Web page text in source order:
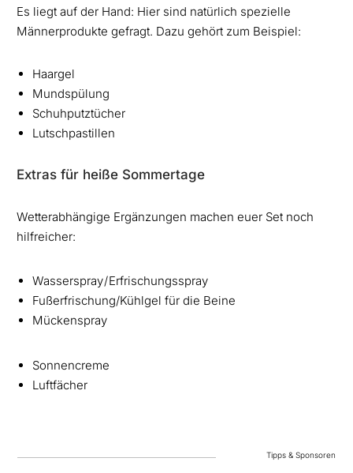
Es liegt auf der Hand: Hier sind natürlich spezielle
Männerprodukte gefragt. Dazu gehört zum Beispiel:
Haargel
Mundspülung
Schuhputztücher
Lutschpastillen
Extras für heiße Sommertage
Wetterabhängige Ergänzungen machen euer Set noch
hilfreicher:
Wasserspray / Erfrischungsspray
Fußerfrischung/Kühlgel für die Beine
Mückenspray
Sonnencreme
Luftfächer
Tipps & Sponsoren